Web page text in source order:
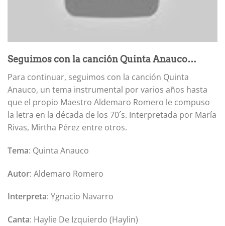
Seguimos con la canción Quinta Anauco…
Para continuar, seguimos con la canción Quinta
Anauco, un tema instrumental por varios años hasta
que el propio Maestro Aldemaro Romero le compuso
la letra en la década de los 70´s. Interpretada por María
Rivas, Mirtha Pérez entre otros.
Tema: Quinta Anauco
Autor: Aldemaro Romero
Interpreta: Ygnacio Navarro
Canta: Haylie De Izquierdo (Haylin)